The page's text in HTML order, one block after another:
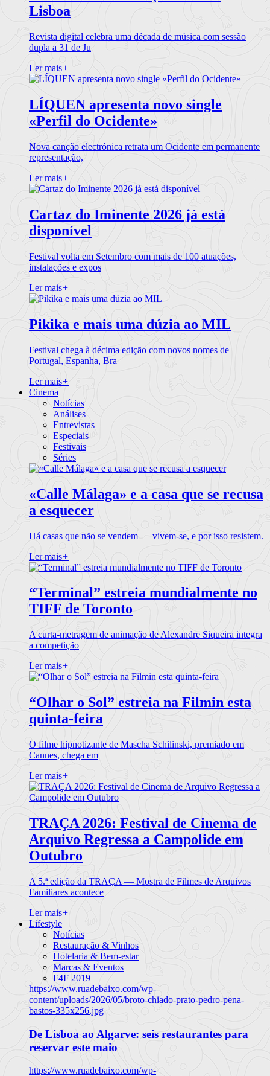
Lisboa
Revista digital celebra uma década de música com sessão
dupla a 31 de Ju
Ler mais+
LÍQUEN apresenta novo single
«Perfil do Ocidente»
Nova canção electrónica retrata um Ocidente em permanente
representação,
Ler mais+
Cartaz do Iminente 2026 já está
disponível
Festival volta em Setembro com mais de 100 atuações,
instalações e expos
Ler mais+
Pikika e mais uma dúzia ao MIL
Festival chega à décima edição com novos nomes de
Portugal, Espanha, Bra
Ler mais+
Cinema
Notícias
Análises
Entrevistas
Especiais
Festivais
Séries
«Calle Málaga» e a casa que se recusa
a esquecer
Há casas que não se vendem — vivem-se, e por isso resistem.
Ler mais+
“Terminal” estreia mundialmente no
TIFF de Toronto
A curta-metragem de animação de Alexandre Siqueira integra
a competição
Ler mais+
“Olhar o Sol” estreia na Filmin esta
quinta-feira
O filme hipnotizante de Mascha Schilinski, premiado em
Cannes, chega em
Ler mais+
TRAÇA 2026: Festival de Cinema de
Arquivo Regressa a Campolide em
Outubro
A 5.ª edição da TRAÇA — Mostra de Filmes de Arquivos
Familiares acontece
Ler mais+
Lifestyle
Notícias
Restauração & Vinhos
Hotelaria & Bem-estar
Marcas & Eventos
F4F 2019
https://www.ruadebaixo.com/wp-
content/uploads/2026/05/broto-chiado-prato-pedro-pena-
bastos-335x256.jpg
De Lisboa ao Algarve: seis restaurantes para
reservar este maio
https://www.ruadebaixo.com/wp-